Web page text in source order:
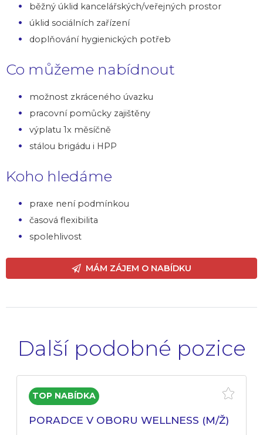
běžný úklid kancelářských/veřejných prostor
úklid sociálních zařízení
doplňování hygienických potřeb
Co můžeme nabídnout
možnost zkráceného úvazku
pracovní pomůcky zajištěny
výplatu 1x měsíčně
stálou brigádu i HPP
Koho hledáme
praxe není podmínkou
časová flexibilita
spolehlivost
MÁM ZÁJEM O NABÍDKU
Další podobné pozice
PORADCE V OBORU WELLNESS (M/Ž)